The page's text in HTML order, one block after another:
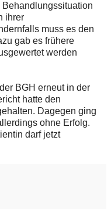
ihrer
muss es den
gab es frühere
werden
BGH erneut in der
hatte den
Dagegen ging
ohne Erfolg.
darf jetzt